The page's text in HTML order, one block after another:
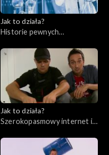
Jak to działa?
Historie pewnych
Jak to działa?
Szerokopasmowy internet i